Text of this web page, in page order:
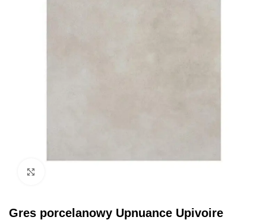
Gres porcelanowy Upnuance Upivoire